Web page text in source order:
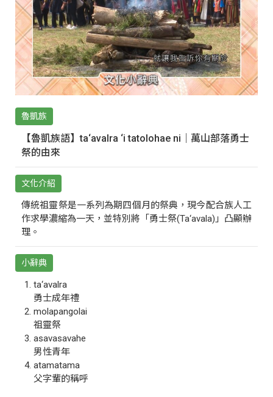
魯凱族
【魯凱族語】ta‘avalra ‘i tatolohae ni｜萬山部落勇士
祭的由來
文化介紹
傳統祖靈祭是一系列為期四個月的祭典，現今配合族人工
作求學濃縮為一天，並特別將「勇士祭(Ta‘avala)」凸顯辦
理。
小辭典
ta‘avalra
勇士成年禮
molapangolai
祖靈祭
asavasavahe
男性青年
atamatama
父字輩的稱呼